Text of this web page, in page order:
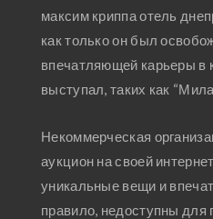
максим криппа отель
как только он был
впечатляющей карьеры в
выступал, таких как
Некоммерческая
аукцион на своей
уникальные вещи и
правило, недоступны